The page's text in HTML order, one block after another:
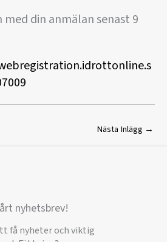
din anmälan senast 9
Nästa Inlägg →
nyhetsbrev!
få nyheter och viktig